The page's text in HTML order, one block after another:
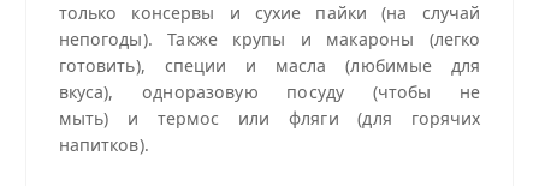
только консервы и сухие пайки (на случай
непогоды). Также крупы и макароны (легко
готовить), специи и масла (любимые для
вкуса), одноразовую посуду (чтобы не
мыть) и термос или фляги (для горячих
напитков).